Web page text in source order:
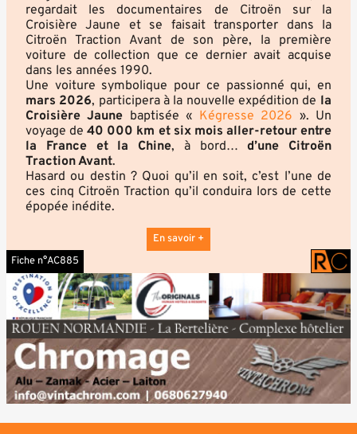
regardait les documentaires de Citroën sur la
Croisière Jaune et se faisait transporter dans la
Citroën Traction Avant de son père, la première
voiture de collection que ce dernier avait acquise
dans les années 1990.
Une voiture symbolique pour ce passionné qui, en
mars 2026, participera à la nouvelle expédition de la
Croisière Jaune baptisée « Kégresse 2026 ». Un
voyage de40 000 km et six mois aller-retour entre
la France et la Chine, à bord…d’une Citroën
Traction Avant.
Hasard ou destin ? Quoi qu’il en soit, c’est l’une de
ces cinq Citroën Traction qu’il conduira lors de cette
épopée inédite.
En savoir +
Fiche n°AC885